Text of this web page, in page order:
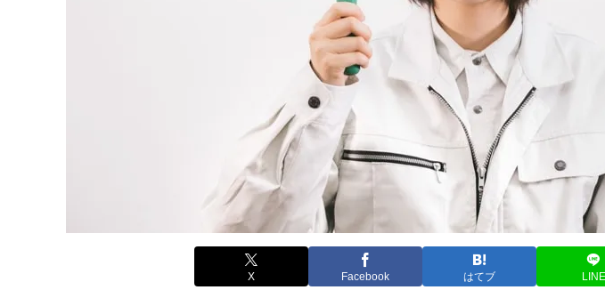
X Facebook はてブ LINE